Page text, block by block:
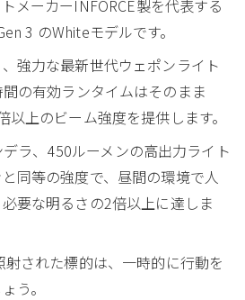
メーカーINFORCE製を代表する
3 のWhiteモデルです。
強力な最新世代ウェポンライト
の有効ランタイムはそのまま
上のビーム強度を提供します。
ラ、450ルーメンの高出力ライト
同等の強度で、昼間の環境で人
要な明るさの2倍以上に達しま
された標的は、一時的に行動を
う。